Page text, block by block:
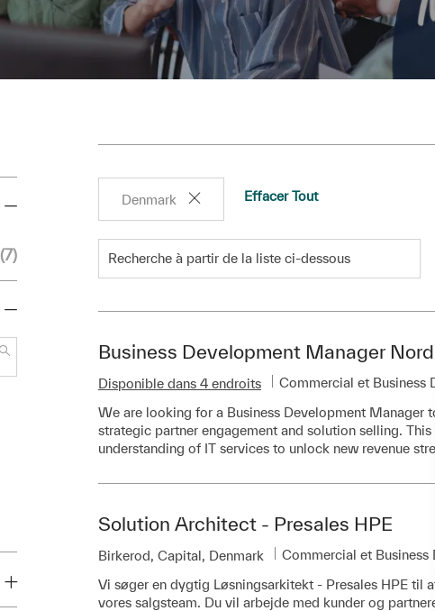
(7)Emplois
Denmark Effacer Tout
Business Development Manager
Disponible dans 4 endroits Catégorie
Commercial et Business
We are looking for a Business Development
strategic partner engagement and solution selling.
understanding of IT services to unlock new revenue
Solution Architect - Presales HPE
Emplacement
Birkerod, Capital, Denmark Catégorie
Commercial et Business
Vi søger en dygtig Løsningsarkitekt - Presales HPE til
vores salgsteam. Du vil arbejde med kunder og